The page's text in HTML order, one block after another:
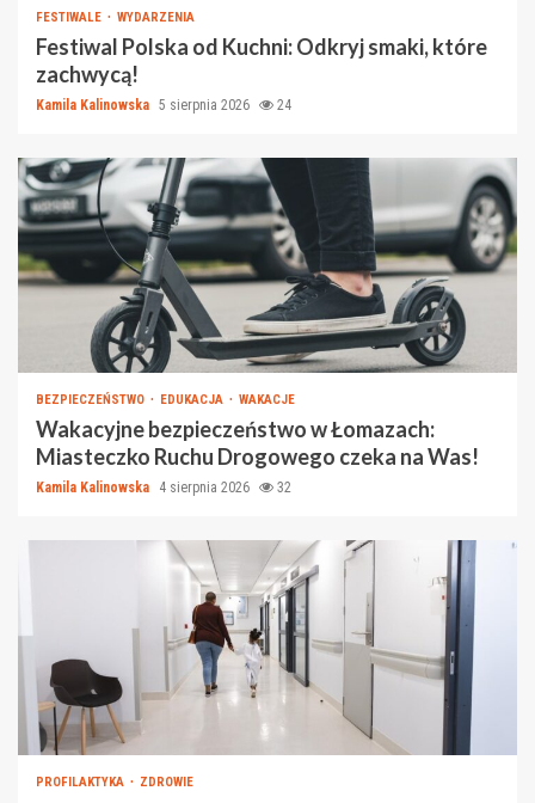
FESTIWALE WYDARZENIA
Festiwal Polska od Kuchni: Odkryj smaki, które
zachwycą!
Kamila Kalinowska 5 sierpnia 2026 24
BEZPIECZEŃSTWO EDUKACJA WAKACJE
Wakacyjne bezpieczeństwo w Łomazach:
Miasteczko Ruchu Drogowego czeka na Was!
Kamila Kalinowska 4 sierpnia 2026 32
PROFILAKTYKA ZDROWIE